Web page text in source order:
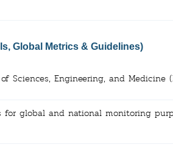
Global Metrics & Guidelines)
Sciences, Engineering, and Medicine
global and national monitoring